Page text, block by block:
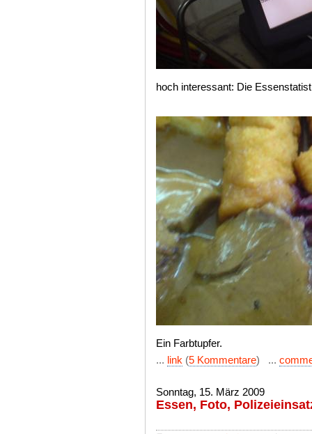
hoch interessant: Die
Ein Farbtupfer.
... link (5 Kommentare) ...
Sonntag, 15. März 2009
Essen, Foto,